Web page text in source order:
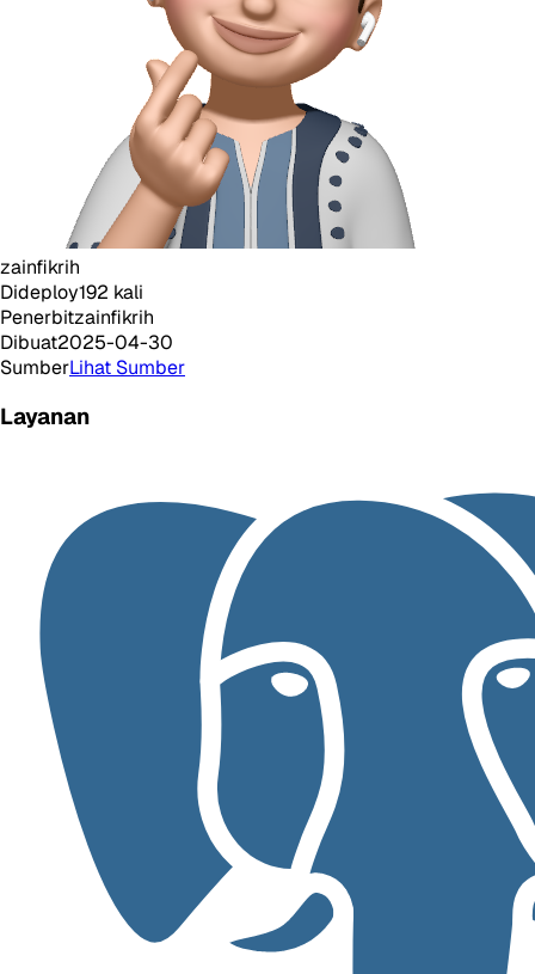
zainfikrih
Dideploy192 kali
Penerbitzainfikrih
Dibuat2025-04-30
SumberLihat Sumber
Layanan